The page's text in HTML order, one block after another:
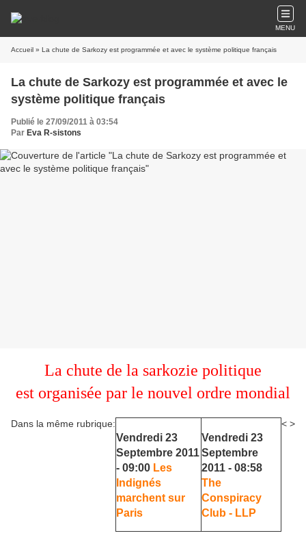
MENU
Accueil » La chute de Sarkozy est programmée et avec le système politique français
La chute de Sarkozy est programmée et avec le
système politique français
Publié le 27/09/2011 à 03:54
Par Eva R-sistons
La chute de la sarkozie politique
est organisée par le nouvel ordre mondial
Dans la même rubrique: < >
Vendredi 23
Septembre 2011
- 09:00 Les
Indignés
marchent sur
Paris
Vendredi 23
Septembre
2011 - 08:58
The
Conspiracy
Club - LLP